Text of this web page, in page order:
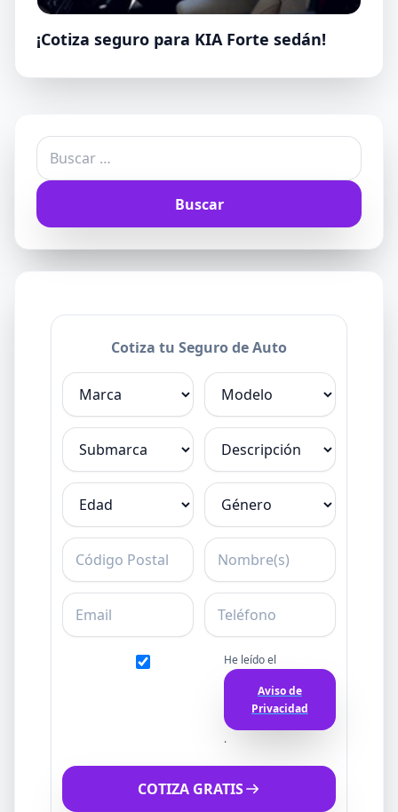
¡Cotiza seguro para KIA Forte sedán!
Buscar:
Cotiza tu Seguro de Auto
Marca
Modelo
Submarca Descripción
Edad Género
C.P. Nombre
Email Teléfono
He leído el
Aviso de
Privacidad
.
COTIZA GRATIS